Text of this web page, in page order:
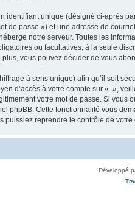
identifiant unique (désigné ci-après
de passe ») et une adresse de
notre serveur. Toutes les
ou facultatives, à la seule
vous pouvez décider de vous
à sens unique) afin qu’il soit
d’accès à votre compte sur « »,
votre mot de passe. Si vous
phpBB. Cette fonctionnalité vous
puissiez reprendre le contrôle de votre
Développé